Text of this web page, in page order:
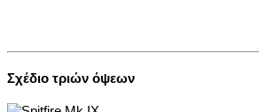
Σχέδιο τριών όψεων